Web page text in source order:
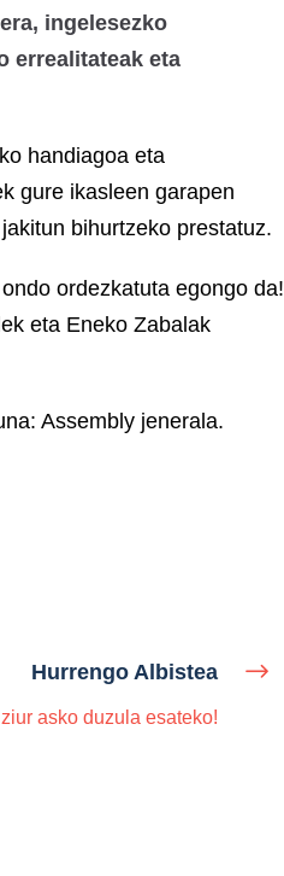
ingelesezko
errealitateak eta
handiagoa eta
gure ikasleen garapen
bihurtzeko prestatuz.
ordezkatuta egongo da!
eta Eneko Zabalak
Assembly jenerala.
Hurrengo Albistea
asko duzula esateko!